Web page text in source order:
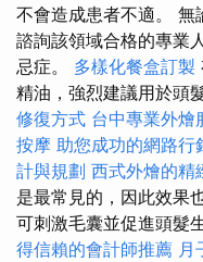
不會造成患者不適。 無
諮詢該領域合格的專業
忌症。 多樣化餐盒訂製
精油，強烈建議用於頭
修復方式 台中專業外燴
按摩 助您成功的網路行
計與規劃 西式外燴的精
是最常見的，因此效果
可刺激毛囊並促進頭髮
得信賴的會計師推薦 月